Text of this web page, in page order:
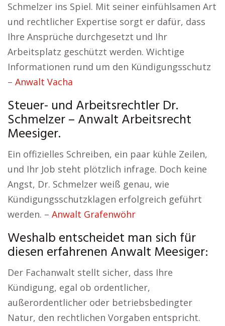
Schmelzer ins Spiel. Mit seiner einfühlsamen Art
und rechtlicher Expertise sorgt er dafür, dass
Ihre Ansprüche durchgesetzt und Ihr
Arbeitsplatz geschützt werden. Wichtige
Informationen rund um den Kündigungsschutz
– Anwalt Vacha
Steuer- und Arbeitsrechtler Dr.
Schmelzer – Anwalt Arbeitsrecht
Meesiger.
Ein offizielles Schreiben, ein paar kühle Zeilen,
und Ihr Job steht plötzlich infrage. Doch keine
Angst, Dr. Schmelzer weiß genau, wie
Kündigungsschutzklagen erfolgreich geführt
werden. – Anwalt Grafenwöhr
Weshalb entscheidet man sich für
diesen erfahrenen Anwalt Meesiger:
Der Fachanwalt stellt sicher, dass Ihre
Kündigung, egal ob ordentlicher,
außerordentlicher oder betriebsbedingter
Natur, den rechtlichen Vorgaben entspricht.